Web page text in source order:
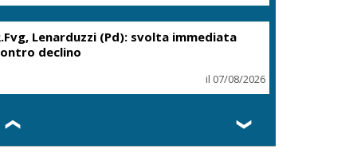
Lenarduzzi (Pd): svolta immediata
declino
il 07/08/2026
❮ ❯